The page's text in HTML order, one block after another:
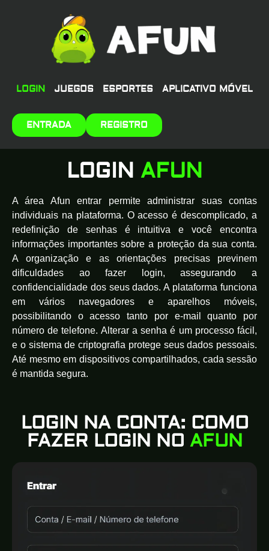
LOGIN JUEGOS ESPORTES APLICATIVO MÓVEL
ENTRADA REGISTRO
LOGIN AFUN
A área Afun entrar permite administrar suas contas
individuais na plataforma. O acesso é descomplicado, a
redefinição de senhas é intuitiva e você encontra
informações importantes sobre a proteção da sua conta.
A organização e as orientações precisas previnem
dificuldades ao fazer login, assegurando a
confidencialidade dos seus dados. A plataforma funciona
em vários navegadores e aparelhos móveis,
possibilitando o acesso tanto por e-mail quanto por
número de telefone. Alterar a senha é um processo fácil,
e o sistema de criptografia protege seus dados pessoais.
Até mesmo em dispositivos compartilhados, cada sessão
é mantida segura.
LOGIN NA CONTA: COMO
FAZER LOGIN NO AFUN